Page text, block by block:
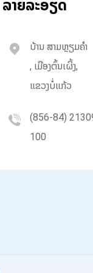
ລາຍລະອຽດ
ບ້ານ ສາມຫຼຽມຄຳ
, ເມືອງຕົ້ນເຜິ້ງ,
ແຂວງບໍ່ແກ້ວ
(856-84)
100